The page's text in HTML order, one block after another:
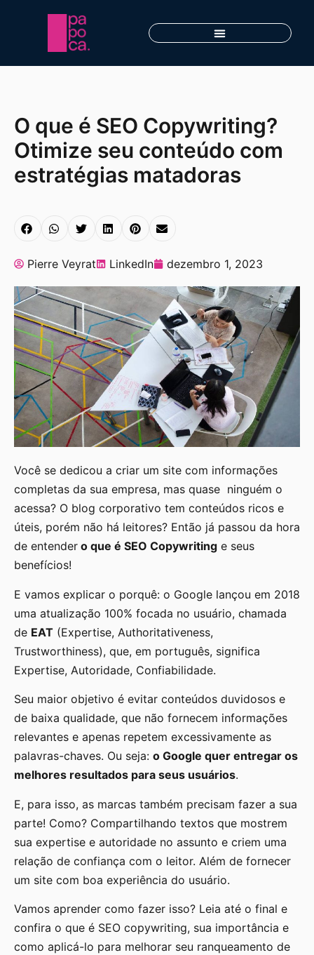
O que é SEO Copywriting?
Otimize seu conteúdo com
estratégias matadoras
Pierre Veyrat LinkedIn dezembro 1, 2023
Você se dedicou a criar um site com informações
completas da sua empresa, mas quase ninguém o
acessa? O blog corporativo tem conteúdos ricos e
úteis, porém não há leitores? Então já passou da hora
de entender o que é SEO Copywriting e seus
benefícios!
E vamos explicar o porquê: o Google lançou em 2018
uma atualização 100% focada no usuário, chamada
de EAT (Expertise, Authoritativeness,
Trustworthiness), que, em português, significa
Expertise, Autoridade, Confiabilidade.
Seu maior objetivo é evitar conteúdos duvidosos e
de baixa qualidade, que não fornecem informações
relevantes e apenas repetem excessivamente as
palavras-chaves. Ou seja: o Google quer entregar os
melhores resultados para seus usuários.
E, para isso, as marcas também precisam fazer a sua
parte! Como? Compartilhando textos que mostrem
sua expertise e autoridade no assunto e criem uma
relação de confiança com o leitor. Além de fornecer
um site com boa experiência do usuário.
Vamos aprender como fazer isso? Leia até o final e
confira o que é SEO copywriting, sua importância e
como aplicá-lo para melhorar seu ranqueamento de